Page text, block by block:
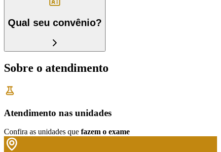
Qual seu convênio?
Sobre o atendimento
Atendimento nas unidades
Confira as unidades que fazem o exame